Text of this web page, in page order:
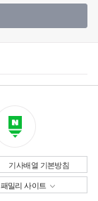
기사배열기본방침
밀리사이트